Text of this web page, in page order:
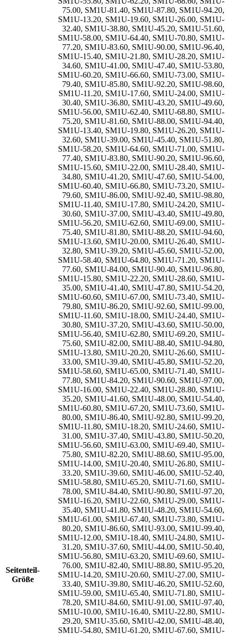
Seitenteil-
Größe
75.00, SM1U-81.40, SM1U-87.80, SM1U-94.20,
SM1U-13.20, SM1U-19.60, SM1U-26.00, SM1U-
32.40, SM1U-38.80, SM1U-45.20, SM1U-51.60,
SM1U-58.00, SM1U-64.40, SM1U-70.80, SM1U-
77.20, SM1U-83.60, SM1U-90.00, SM1U-96.40,
SM1U-15.40, SM1U-21.80, SM1U-28.20, SM1U-
34.60, SM1U-41.00, SM1U-47.40, SM1U-53.80,
SM1U-60.20, SM1U-66.60, SM1U-73.00, SM1U-
79.40, SM1U-85.80, SM1U-92.20, SM1U-98.60,
SM1U-11.20, SM1U-17.60, SM1U-24.00, SM1U-
30.40, SM1U-36.80, SM1U-43.20, SM1U-49.60,
SM1U-56.00, SM1U-62.40, SM1U-68.80, SM1U-
75.20, SM1U-81.60, SM1U-88.00, SM1U-94.40,
SM1U-13.40, SM1U-19.80, SM1U-26.20, SM1U-
32.60, SM1U-39.00, SM1U-45.40, SM1U-51.80,
SM1U-58.20, SM1U-64.60, SM1U-71.00, SM1U-
77.40, SM1U-83.80, SM1U-90.20, SM1U-96.60,
SM1U-15.60, SM1U-22.00, SM1U-28.40, SM1U-
34.80, SM1U-41.20, SM1U-47.60, SM1U-54.00,
SM1U-60.40, SM1U-66.80, SM1U-73.20, SM1U-
79.60, SM1U-86.00, SM1U-92.40, SM1U-98.80,
SM1U-11.40, SM1U-17.80, SM1U-24.20, SM1U-
30.60, SM1U-37.00, SM1U-43.40, SM1U-49.80,
SM1U-56.20, SM1U-62.60, SM1U-69.00, SM1U-
75.40, SM1U-81.80, SM1U-88.20, SM1U-94.60,
SM1U-13.60, SM1U-20.00, SM1U-26.40, SM1U-
32.80, SM1U-39.20, SM1U-45.60, SM1U-52.00,
SM1U-58.40, SM1U-64.80, SM1U-71.20, SM1U-
77.60, SM1U-84.00, SM1U-90.40, SM1U-96.80,
SM1U-15.80, SM1U-22.20, SM1U-28.60, SM1U-
35.00, SM1U-41.40, SM1U-47.80, SM1U-54.20,
SM1U-60.60, SM1U-67.00, SM1U-73.40, SM1U-
79.80, SM1U-86.20, SM1U-92.60, SM1U-99.00,
SM1U-11.60, SM1U-18.00, SM1U-24.40, SM1U-
30.80, SM1U-37.20, SM1U-43.60, SM1U-50.00,
SM1U-56.40, SM1U-62.80, SM1U-69.20, SM1U-
75.60, SM1U-82.00, SM1U-88.40, SM1U-94.80,
SM1U-13.80, SM1U-20.20, SM1U-26.60, SM1U-
33.00, SM1U-39.40, SM1U-45.80, SM1U-52.20,
SM1U-58.60, SM1U-65.00, SM1U-71.40, SM1U-
77.80, SM1U-84.20, SM1U-90.60, SM1U-97.00,
SM1U-16.00, SM1U-22.40, SM1U-28.80, SM1U-
35.20, SM1U-41.60, SM1U-48.00, SM1U-54.40,
SM1U-60.80, SM1U-67.20, SM1U-73.60, SM1U-
80.00, SM1U-86.40, SM1U-92.80, SM1U-99.20,
SM1U-11.80, SM1U-18.20, SM1U-24.60, SM1U-
31.00, SM1U-37.40, SM1U-43.80, SM1U-50.20,
SM1U-56.60, SM1U-63.00, SM1U-69.40, SM1U-
75.80, SM1U-82.20, SM1U-88.60, SM1U-95.00,
SM1U-14.00, SM1U-20.40, SM1U-26.80, SM1U-
33.20, SM1U-39.60, SM1U-46.00, SM1U-52.40,
SM1U-58.80, SM1U-65.20, SM1U-71.60, SM1U-
78.00, SM1U-84.40, SM1U-90.80, SM1U-97.20,
SM1U-16.20, SM1U-22.60, SM1U-29.00, SM1U-
35.40, SM1U-41.80, SM1U-48.20, SM1U-54.60,
SM1U-61.00, SM1U-67.40, SM1U-73.80, SM1U-
80.20, SM1U-86.60, SM1U-93.00, SM1U-99.40,
SM1U-12.00, SM1U-18.40, SM1U-24.80, SM1U-
31.20, SM1U-37.60, SM1U-44.00, SM1U-50.40,
SM1U-56.80, SM1U-63.20, SM1U-69.60, SM1U-
76.00, SM1U-82.40, SM1U-88.80, SM1U-95.20,
SM1U-14.20, SM1U-20.60, SM1U-27.00, SM1U-
33.40, SM1U-39.80, SM1U-46.20, SM1U-52.60,
SM1U-59.00, SM1U-65.40, SM1U-71.80, SM1U-
78.20, SM1U-84.60, SM1U-91.00, SM1U-97.40,
SM1U-10.00, SM1U-16.40, SM1U-22.80, SM1U-
29.20, SM1U-35.60, SM1U-42.00, SM1U-48.40,
SM1U-54.80, SM1U-61.20, SM1U-67.60, SM1U-